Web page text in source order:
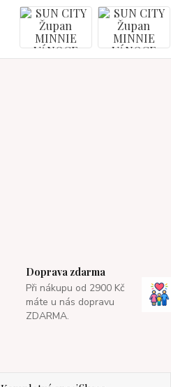
Doprava zdarma
Při nákupu od 2900 Kč
máte u nás dopravu
ZDARMA.